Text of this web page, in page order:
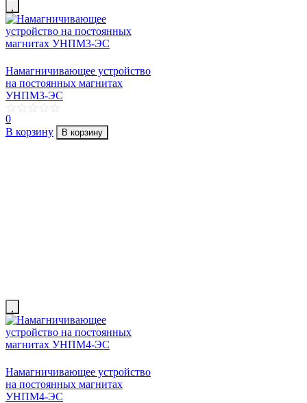
Намагничивающее устройство
на постоянных магнитах
УНПМ3-ЭС
0
В корзину
В корзину
Намагничивающее устройство
на постоянных магнитах
УНПМ4-ЭС